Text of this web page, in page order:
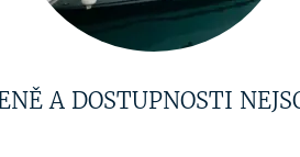
A DOSTUPNOSTI